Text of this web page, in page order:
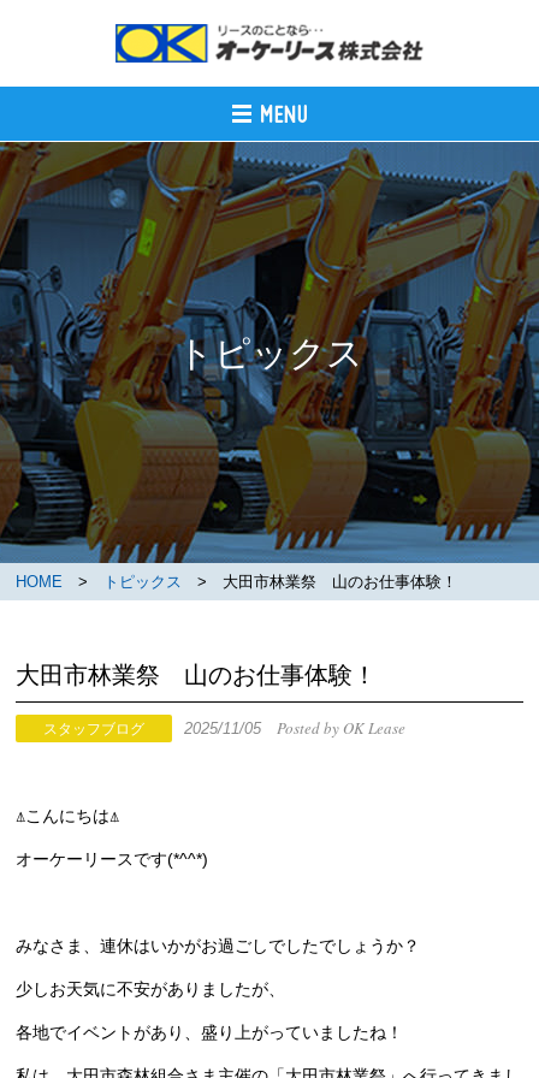
トピックス
HOME > トピックス > 大田市林業祭 山のお仕事体験！
大田市林業祭 山のお仕事体験！
スタッフブログ 2025/11/05Posted by OK Lease
⍋こんにちは⍋
オーケーリースです(*^^*)
みなさま、連休はいかがお過ごしでしたでしょうか？
少しお天気に不安がありましたが、
各地でイベントがあり、盛り上がっていましたね！